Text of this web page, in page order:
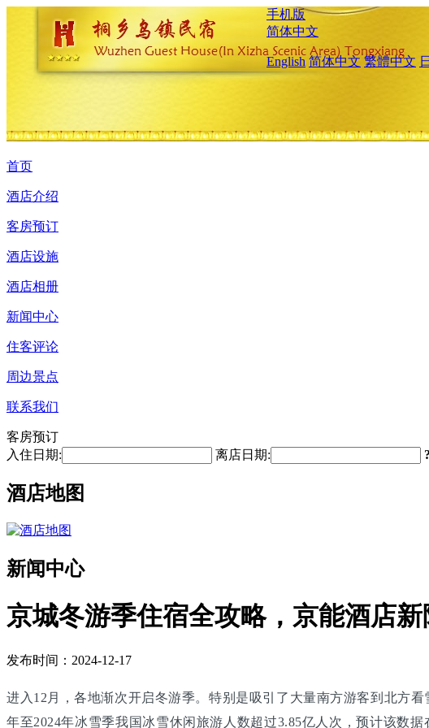
手机版
简体中文
English 简体中文 繁體中文
首页
酒店介绍
客房预订
酒店设施
酒店相册
新闻中心
住客评论
周边景点
联系我们
客房预订
入住日期:
离店日期: ?
酒店地图
新闻中心
京城冬游季住宿全攻略，京能酒店
发布时间：2024-12-17
进入12月，各地渐次开启冬游季。特别是吸引了大量南方游客到北方
年至2024年冰雪季我国冰雪休闲旅游人数超过3.85亿人次，预计该数